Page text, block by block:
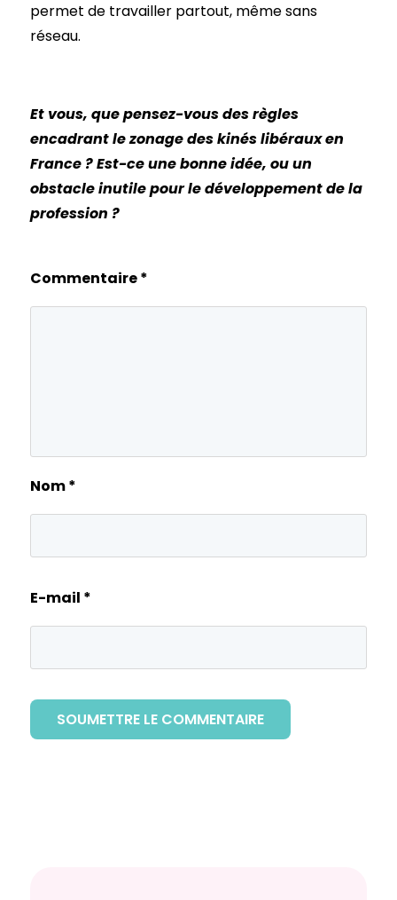
permet de travailler partout, même sans
réseau.
Et vous, que pensez-vous des règles
encadrant le zonage des kinés libéraux en
France ? Est-ce une bonne idée, ou un
obstacle inutile pour le développement de la
profession ?
Commentaire*
Nom*
E-mail *
SOUMETTRE LE COMMENTAIRE